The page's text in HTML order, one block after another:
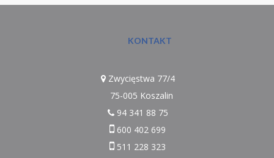
KONTAKT
Zwycięstwa 77/4
75-005 Koszalin
94 341 88 75
600 402 699
511 228 323